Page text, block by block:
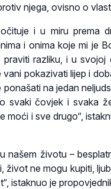
njega, ovisno o
i u miru prema
i onima koje mi je
razliku, i u svojoj
pokazivati lijep i
na jedan
svaki čovjek i svaka
moći i sve drugo“,
našem životu –
život ne mogu kupiti,
istaknuo je